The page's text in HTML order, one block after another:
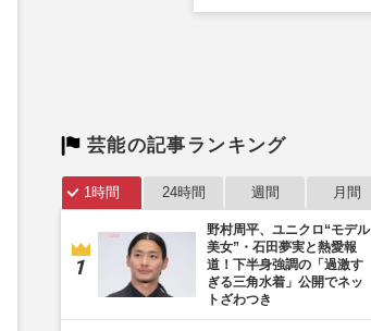
芸能の記事ランキング
1時間 24時間 週間 月間
野村周平、ユニクロ“モデル
美女”・石田夢実と熱愛報
道！下半身強調の「過激す
ぎる三角水着」公開でネッ
トざわつき